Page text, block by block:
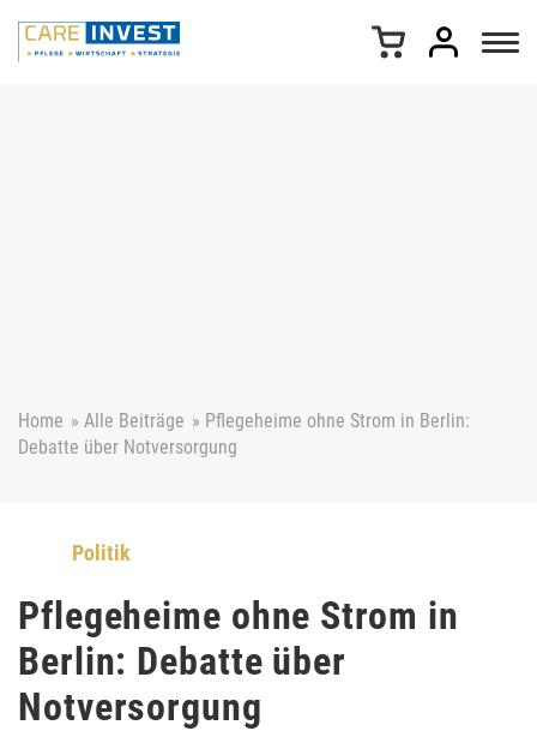
Home » Alle Beiträge » Pflegeheime ohne Strom in Berlin:
Debatte über Notversorgung
Politik
Pflegeheime ohne Strom in
Berlin: Debatte über
Notversorgung